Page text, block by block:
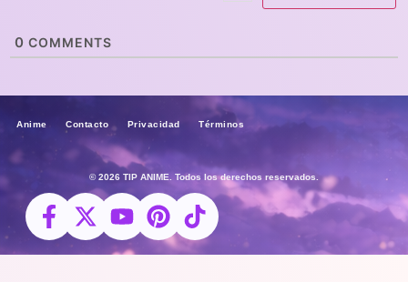
0 COMMENTS
Anime Contacto Privacidad Términos
© 2026 TIP ANIME. Todos los derechos reservados.